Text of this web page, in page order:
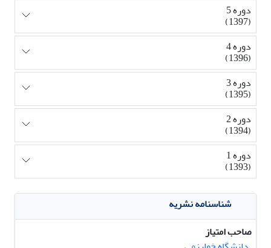
دوره 5
(1397)
دوره 4
(1396)
دوره 3
(1395)
دوره 2
(1394)
دوره 1
(1393)
شناسنامه نشریه
صاحب امتیاز